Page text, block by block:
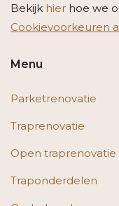
Bekijk hier hoe we
Cookievoorkeuren
Menu
Parketrenovatie
Traprenovatie
Open traprenovatie
Traponderdelen